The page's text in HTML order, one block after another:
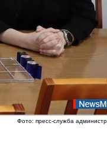
Фото: пресс-служба